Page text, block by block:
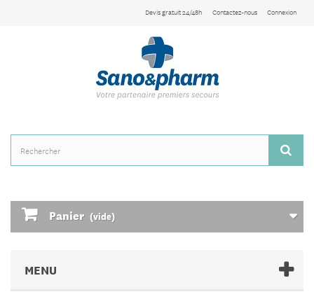
Connexion
Contactez-nous
Devis gratuit 24/48h
Panier (vide)
MENU